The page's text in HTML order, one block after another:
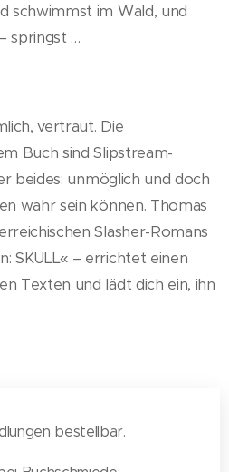
schwimmst im Wald, und
springst …
vertraut. Die
Buch sind Slipstream-
beides: unmöglich und doch
wahr sein können. Thomas
Slasher-Romans
SKULL« – errichtet einen
Texten und lädt dich ein, ihn
bestellbar.